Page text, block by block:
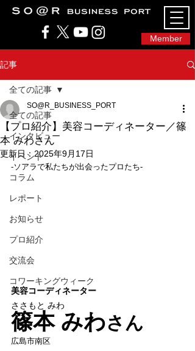
Member
SO@Rビジネスポート｜広島市のシェアオフィ
ス・コワーキングスペース
記事
全ての記事
インタビュー
イベント
コラム
レポート
お知らせ
プロ紹介
交流会
コワーキングウィーク
全ての記事
【プロ紹介】美容コーディネーター／篠
本 みわさん
SO@R_BUSINESS_PORT
更新日：2025年9月17日
-ソアラで私たちが出会ったプロたち-
美容コーディネーター
ささもと みわ
篠本 みわさん
広島市南区